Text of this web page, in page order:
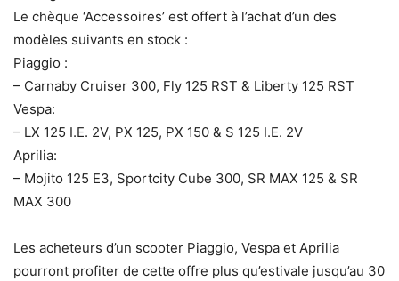
Le chèque ‘Accessoires’ est offert à l’achat d’un des
modèles suivants en stock :
Piaggio :
– Carnaby Cruiser 300, Fly 125 RST & Liberty 125 RST
Vespa:
– LX 125 I.E. 2V, PX 125, PX 150 & S 125 I.E. 2V
Aprilia:
– Mojito 125 E3, Sportcity Cube 300, SR MAX 125 & SR
MAX 300
Les acheteurs d’un scooter Piaggio, Vespa et Aprilia
pourront profiter de cette offre plus qu’estivale jusqu’au 30